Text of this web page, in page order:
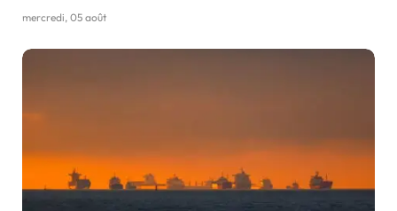
mercredi, 05 août